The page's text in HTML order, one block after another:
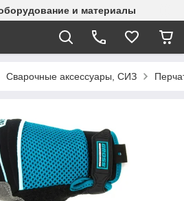
и материалы
Сварочные аксессуары, СИЗ